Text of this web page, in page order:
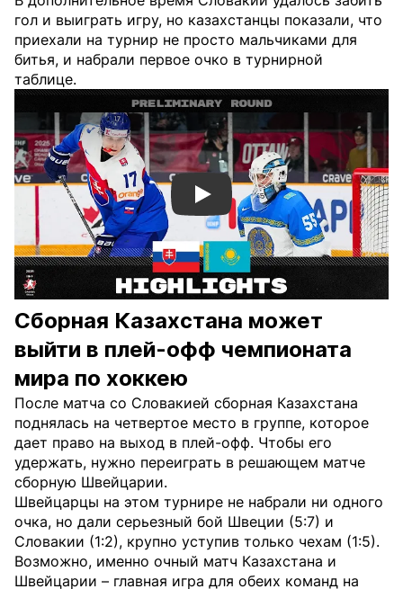
гол и выиграть игру, но казахстанцы показали, что
приехали на турнир не просто мальчиками для
битья, и набрали первое очко в турнирной
таблице.
Смотреть видео YouTube
Сборная Казахстана может
выйти в плей-офф чемпионата
мира по хоккею
После матча со Словакией сборная Казахстана
поднялась на четвертое место в группе, которое
дает право на выход в плей-офф. Чтобы его
удержать, нужно переиграть в решающем матче
сборную Швейцарии.
Швейцарцы на этом турнире не набрали ни одного
очка, но дали серьезный бой Швеции (5:7) и
Словакии (1:2), крупно уступив только чехам (1:5).
Возможно, именно очный матч Казахстана и
Швейцарии – главная игра для обеих команд на